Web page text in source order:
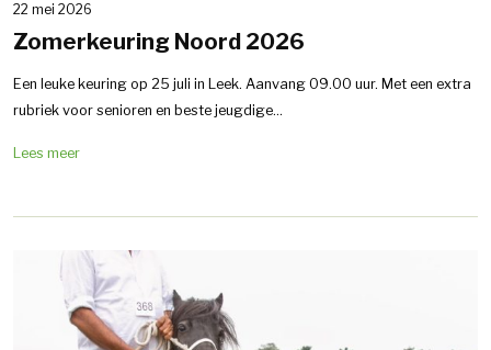
22 mei 2026
Zomerkeuring Noord 2026
Een leuke keuring op 25 juli in Leek. Aanvang 09.00 uur. Met een extra
rubriek voor senioren en beste jeugdige...
Lees meer